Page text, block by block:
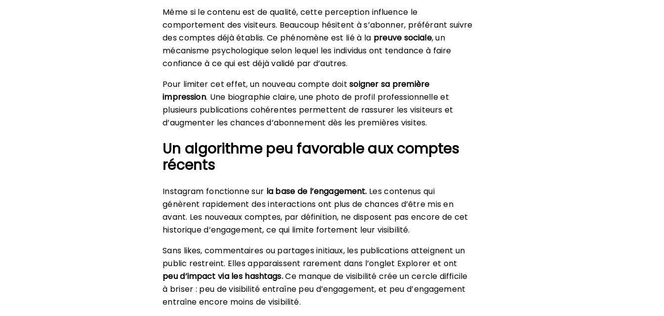
Même si le contenu est de qualité, cette perception influence le
comportement des visiteurs. Beaucoup hésitent à s’abonner, préférant suivre
des comptes déjà établis. Ce phénomène est lié à la preuve sociale, un
mécanisme psychologique selon lequel les individus ont tendance à faire
confiance à ce qui est déjà validé par d’autres.
Pour limiter cet effet, un nouveau compte doitsoigner sa première
impression. Une biographie claire, une photo de profil professionnelle et
plusieurs publications cohérentes permettent de rassurer les visiteurs et
d’augmenter les chances d’abonnement dès les premières visites.
Un algorithme peu favorable aux comptes
récents
Instagram fonctionne sur la base de l’engagement. Les contenus qui
génèrent rapidement des interactions ont plus de chances d’être mis en
avant. Les nouveaux comptes, par définition, ne disposent pas encore de cet
historique d’engagement, ce qui limite fortement leur visibilité.
Sans likes, commentaires ou partages initiaux, les publications atteignent un
public restreint. Elles apparaissent rarement dans l’onglet Explorer et ont
peu d’impact via les hashtags.Ce manque de visibilité crée un cercle difficile
à briser : peu de visibilité entraîne peu d’engagement, et peu d’engagement
entraîne encore moins de visibilité.